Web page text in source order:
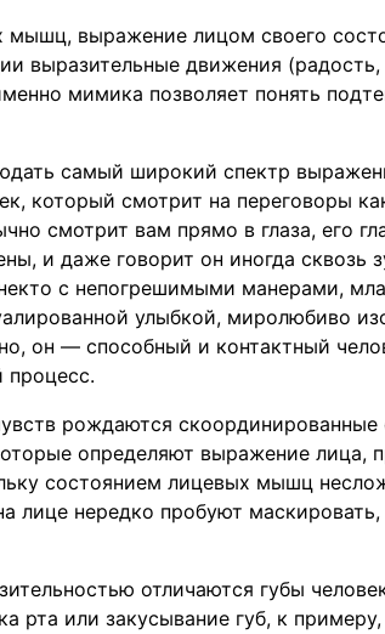
выражение лицом своего
выразительные движения (радость,
мимика позволяет понять
самый широкий спектр
который смотрит на переговоры
смотрит вам прямо в глаза, его
и даже говорит он иногда сквозь
с непогрешимыми манерами,
улыбкой, миролюбиво
он — способный и контактный
процесс.
рождаются скоординированные
определяют выражение лица,
состоянием лицевых мышц
лице нередко пробуют
отличаются губы
рта или закусывание губ, к примеру,